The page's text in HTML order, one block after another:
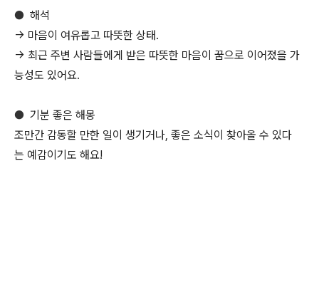
● 해석
→ 마음이 여유롭고 따뜻한 상태.
→ 최근 주변 사람들에게 받은 따뜻한 마음이 꿈으로 이어졌을 가
능성도 있어요.
● 기분 좋은 해몽
조만간 감동할 만한 일이 생기거나, 좋은 소식이 찾아올 수 있다
는 예감이기도 해요!